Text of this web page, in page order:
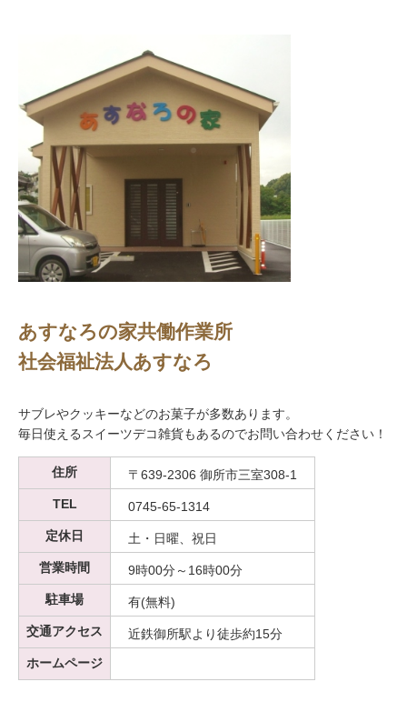
あすなろの家共働作業所
社会福祉法人あすなろ
サブレやクッキーなどのお菓子が多数あります。
毎日使えるスイーツデコ雑貨もあるのでお問い合わせください！
住所
〒639-2306 御所市三室308-1
TEL
0745-65-1314
定休日
土・日曜、祝日
営業時間
9時00分～16時00分
駐車場
有(無料)
交通アクセス
近鉄御所駅より徒歩約15分
ホームページ